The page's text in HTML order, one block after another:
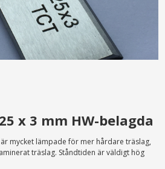
x 3 mm HW-belagda
mycket lämpade för mer hårdare träslag,
träslag. Ståndtiden är väldigt hög